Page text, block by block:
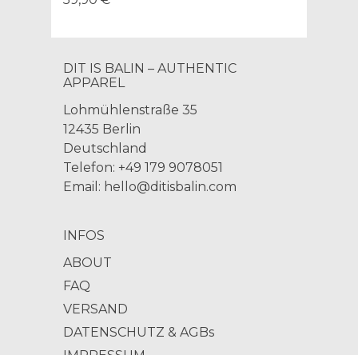
DIT IS BALIN – AUTHENTIC
APPAREL
Lohmühlenstraße 35
12435 Berlin
Deutschland
Telefon: +49 179 9078051
Email: hello@ditisbalin.com
INFOS
ABOUT
FAQ
VERSAND
DATENSCHUTZ & AGBs